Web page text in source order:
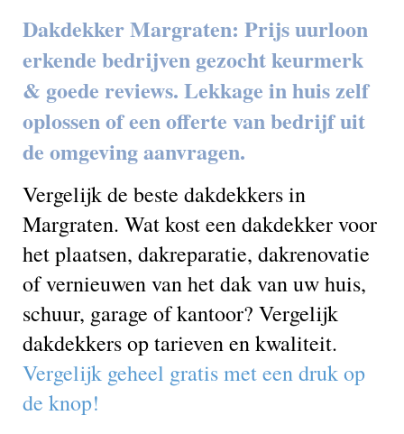
Dakdekker Margraten: Prijs uurloon
erkende bedrijven gezocht keurmerk
& goede reviews. Lekkage in huis zelf
oplossen of een offerte van bedrijf uit
de omgeving aanvragen.
Vergelijk de beste dakdekkers in
Margraten. Wat kost een dakdekker voor
het plaatsen, dakreparatie, dakrenovatie
of vernieuwen van het dak van uw huis,
schuur, garage of kantoor? Vergelijk
dakdekkers op tarieven en kwaliteit.
Vergelijk geheel gratis met een druk op
de knop!